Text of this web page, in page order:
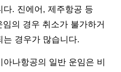
다. 진에어, 제주항공 등
의 경우 취소가 불가하거
는 경우가 많습니다.
나항공의 일반 운임은 비